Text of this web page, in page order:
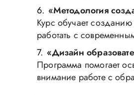
«Методология
Курс обучает
работать с
«Дизайн
Программа помогает
внимание работе с